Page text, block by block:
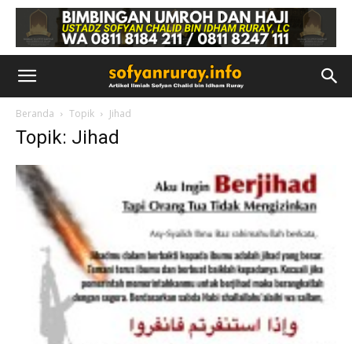
Beranda Topik Jihad
Topik: Jihad